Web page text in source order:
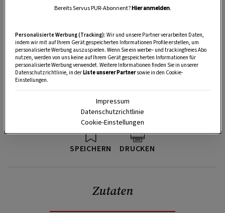
SPEICHERN DRUCKEN
Zutaten
Bereits Servus PUR-Abonnent?Hier anmelden.
Personalisierte Werbung (Tracking): Wir und unsere Partner verarbeiten Daten,
indem wir mit auf Ihrem Gerät gespeicherten Informationen Profile erstellen, um
personalisierte Werbung auszuspielen. Wenn Sie ein werbe– und trackingfreies Abo
nutzen, werden von uns keine auf Ihrem Gerät gespeicherten Informationen für
personalisierte Werbung verwendet. Weitere Informationen finden Sie in unserer
Datenschutzrichtlinie, in derListe unserer Partnersowie in den Cookie-
Einstellungen.
Impressum
Datenschutzrichtlinie
Cookie-Einstellungen